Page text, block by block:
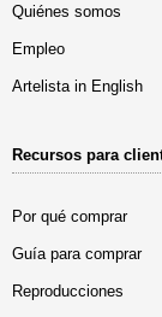
Quiénes somos
Empleo
Artelista in English
Recursos para
Por qué comprar
Guía para comprar
Reproducciones